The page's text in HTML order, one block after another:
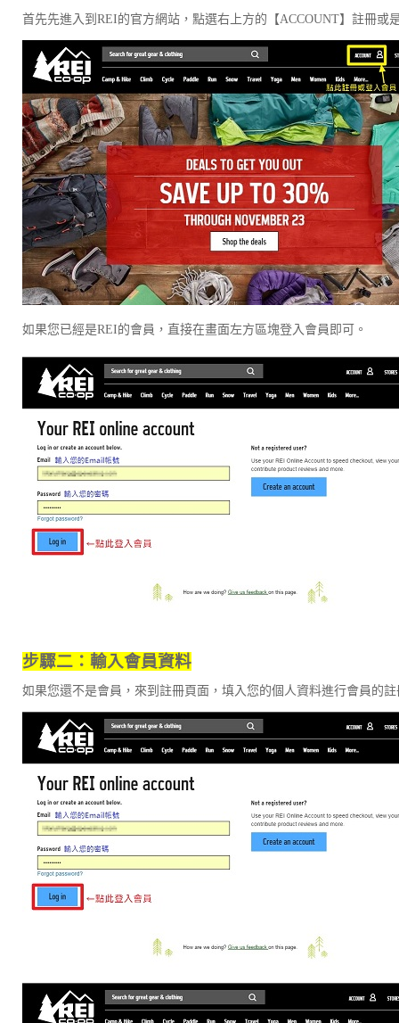
首先先進入到REI的官方網站，點選右上方的【ACCOUNT】註冊或
如果您已經是REI的會員，直接在畫面左方區塊登入會員即可。
步驟二：輸入會員資料
如果您還不是會員，來到註冊頁面，填入您的個人資料進行會員的註